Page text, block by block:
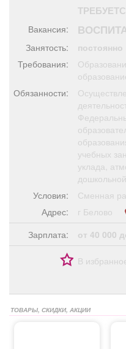
Я -
Вакансия:
Занятость:
постоянно
Требования:
Обязанности:
учебных
уклада,
Условия:
Сменная
Адрес:
г Белово
Зарплата:
от 40 000
В
ТОВАРЫ, СКИДКИ, АКЦИИ